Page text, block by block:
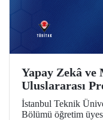
Yapay Zekâ
Uluslararası
Desteği
İstanbul Teknik
Bölümü öğretim